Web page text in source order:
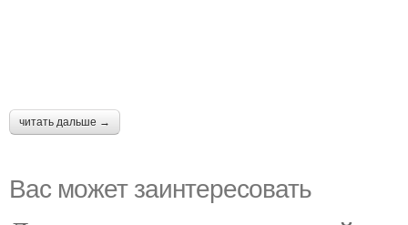
читать дальше →
Вас может заинтересовать